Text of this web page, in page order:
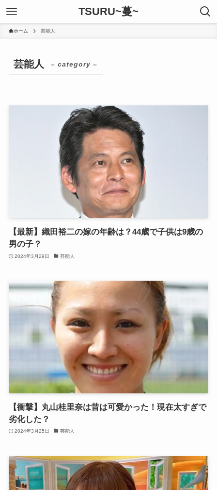
TSURU~蔓~
ホーム 芸能人
芸能人 – category –
【最新】織田裕二の嫁の年齢は？44歳で子供は9歳の
男の子？
2024年3月29日 芸能人
【衝撃】丸山桂里奈は昔は可愛かった！現在太すぎで
劣化した？
2024年3月25日 芸能人